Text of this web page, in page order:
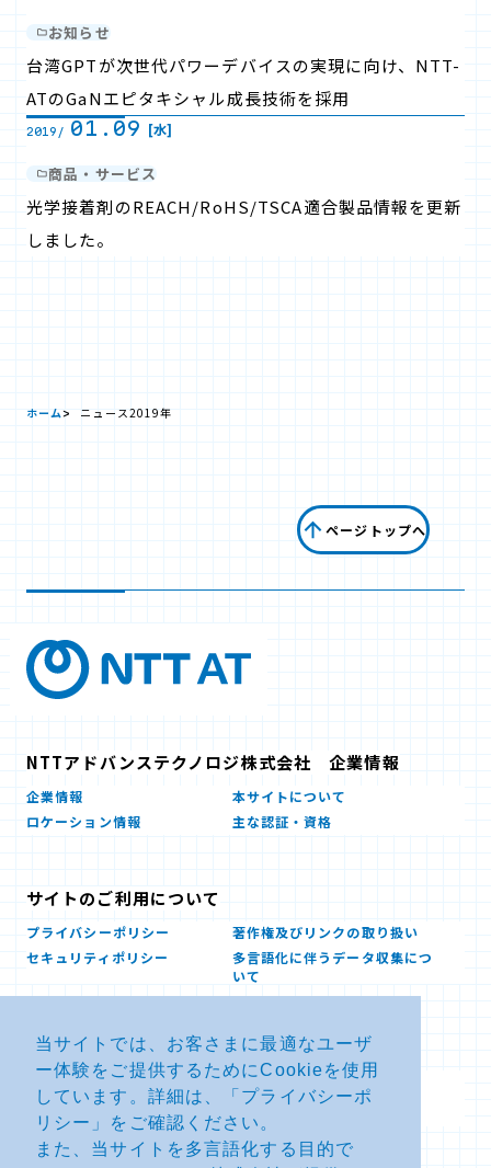
当サイトでは、お客さまに最適なユーザ
ー体験をご提供するためにCookieを使用
しています。詳細は、「 プライバシーポ
リシー 」をご確認ください。
また、当サイトを多言語化する目的で
お知らせ
台湾GPTが次世代パワーデバイスの実現に向け、NTT-
ATのGaNエピタキシャル成長技術を採用
2019/ 01.09 [水]
商品・サービス
光学接着剤のREACH/RoHS/TSCA適合製品情報を更新
しました。
ホーム ニュース2019年
ページトップへ
NTTアドバンステクノロジ株式会社 企業情報
企業情報
本サイトについて
ロケーション情報
主な認証・資格
サイトのご利用について
プライバシーポリシー
著作権及びリンクの取り扱い
セキュリティポリシー
多言語化に伴うデータ収集につ
いて
お問い合せ
よくあるお問い合わせFAQ
SDSダウンロード
製品・サービスに関する重要な
お知らせ
その他のお問い合わせ